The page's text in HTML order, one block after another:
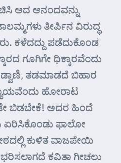
ಆದ ಆನಂದವನ್ನು
ತೀರ್ಪಿನ ವಿರುದ್ಧ
ಕಳೆದದ್ದು ಪಡೆದುಕೊಂಡ
ಗೂಗಿಗೇ ಧಿಕ್ಕಾರವೆಂದು
ತಡಮಾಡದೆ ಬಿಹಾರ
ಹೋರಾಟ
ಬಿಡಬೇಕೆ! ಅದರ ಹಿಂದೆ
ಏರಿಸಿಕೊಂಡು ಫಾಲೋ
ಕುಳಿತ ವಾಜಪೇಯಿ
ಕವಿತಾ ಗೀಚಲು